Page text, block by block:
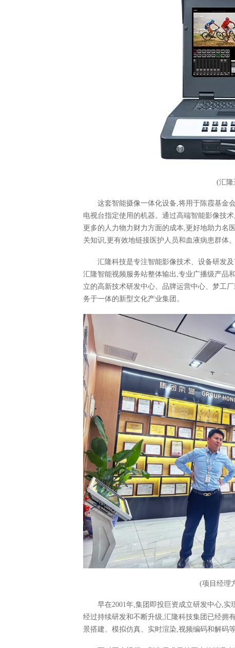
(汇隆
这套智能摄像一体化设备,将用于陈霞基金
电视台指定使用的机器。通过高端智能影像技
更多的人力物力财力方面的成本,更好地助力名
关知识,更有效地链接医护人员和血液病患群体。
汇隆科技是专注智能影像技术、设备研发
汇隆智能视频服务站整体输出,专业广播级产品
立的高新技术研发中心、品牌运营中心、梦工
务于一体的新型文化产业集团。
(项目经理
早在2001年,集团即投巨资成立研发中心,
经过持续研发和不断升级,汇隆科技集团已经拥
景搭建、模拟仿真、实时渲染,视频编码和解码